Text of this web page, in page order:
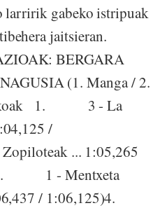
larririk gabeko istripuak
jaitsieran.
BERGARA
(1. Manga / 2.
1. 3 - La
/
... 1:05,265
1 - Mentxeta
/ 1:06,125)4.